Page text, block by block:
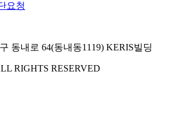
요청
동내로 64(동내동1119) KERIS빌딩
RIGHTS RESERVED